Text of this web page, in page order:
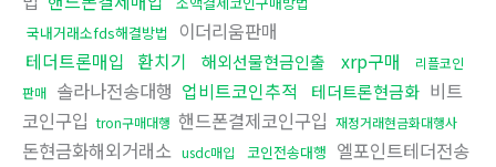
국내거래소fds해결방법
이더리움판매
테더트론매입 환치기 해외선물현금인출 xrp구매
리플코인
판매 솔라나전송대행 업비트코인추적 테더트론현금화 비트
코인구입 tron구매대행 핸드폰결제코인구입 재정거래현금화대행사
돈현금화해외거래소 usdc매입 코인전송대행 엘포인트테더전송